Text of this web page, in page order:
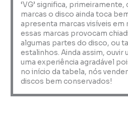
‘VG’ significa, primeiramente,
marcas o disco ainda toca
apresenta marcas visíveis em
essas marcas provocam
algumas partes do disco, ou
estalinhos. Ainda assim, ouvir
uma experiência agradável
no início da tabela, nós
discos bem conservados!